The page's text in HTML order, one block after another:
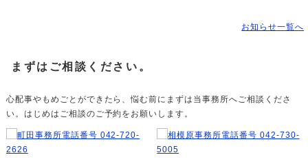
お知らせ一覧へ
まずはご相談ください。
心配事やもめごとができたら、悩む前にまずは当事務所へご相談くださ
い。はじめはご相談のご予約をお願いします。